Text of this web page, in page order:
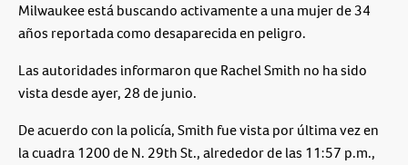
Milwaukee está buscando activamente a una mujer de 34
años reportada como desaparecida en peligro.
Las autoridades informaron que Rachel Smith no ha sido
vista desde ayer, 28 de junio.
De acuerdo con la policía, Smith fue vista por última vez en
la cuadra 1200 de N. 29th St., alrededor de las 11:57 p.m.,